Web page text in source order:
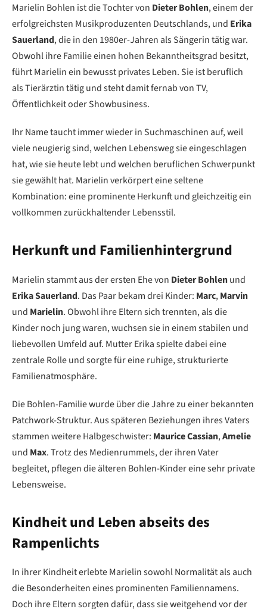
Marielin Bohlen ist die Tochter von Dieter Bohlen, einem der
erfolgreichsten Musikproduzenten Deutschlands, und Erika
Sauerland, die in den 1980er-Jahren als Sängerin tätig war.
Obwohl ihre Familie einen hohen Bekanntheitsgrad besitzt,
führt Marielin ein bewusst privates Leben. Sie ist beruflich
als Tierärztin tätig und steht damit fernab von TV,
Öffentlichkeit oder Showbusiness.
Ihr Name taucht immer wieder in Suchmaschinen auf, weil
viele neugierig sind, welchen Lebensweg sie eingeschlagen
hat, wie sie heute lebt und welchen beruflichen Schwerpunkt
sie gewählt hat. Marielin verkörpert eine seltene
Kombination: eine prominente Herkunft und gleichzeitig ein
vollkommen zurückhaltender Lebensstil.
Herkunft und Familienhintergrund
Marielin stammt aus der ersten Ehe von Dieter Bohlenund
Erika Sauerland. Das Paar bekam drei Kinder: Marc,Marvin
und Marielin. Obwohl ihre Eltern sich trennten, als die
Kinder noch jung waren, wuchsen sie in einem stabilen und
liebevollen Umfeld auf. Mutter Erika spielte dabei eine
zentrale Rolle und sorgte für eine ruhige, strukturierte
Familienatmosphäre.
Die Bohlen-Familie wurde über die Jahre zu einer bekannten
Patchwork-Struktur. Aus späteren Beziehungen ihres Vaters
stammen weitere Halbgeschwister: Maurice Cassian,Amelie
und Max. Trotz des Medienrummels, der ihren Vater
begleitet, pflegen die älteren Bohlen-Kinder eine sehr private
Lebensweise.
Kindheit und Leben abseits des
Rampenlichts
In ihrer Kindheit erlebte Marielin sowohl Normalität als auch
die Besonderheiten eines prominenten Familiennamens.
Doch ihre Eltern sorgten dafür, dass sie weitgehend vor der